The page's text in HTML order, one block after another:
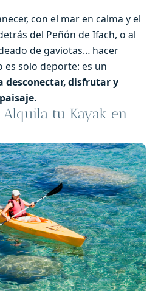
con el mar en calma y el
del Peñón de Ifach, o al
de gaviotas… hacer
es solo deporte: es un
desconectar, disfrutar y
Alquila tu Kayak en